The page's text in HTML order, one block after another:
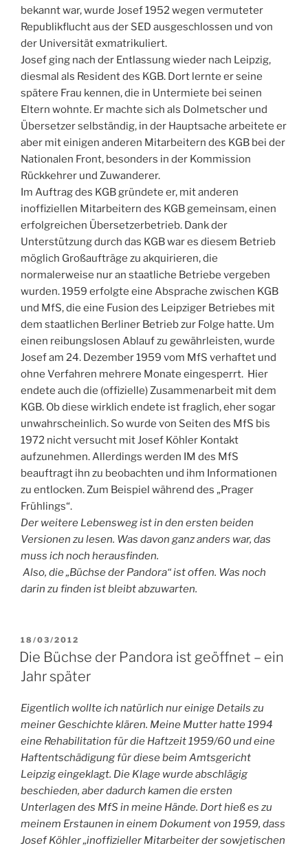
bekannt war, wurde Josef 1952 wegen vermuteter
Republikflucht aus der SED ausgeschlossen und von
der Universität exmatrikuliert.
Josef ging nach der Entlassung wieder nach Leipzig,
diesmal als Resident des KGB. Dort lernte er seine
spätere Frau kennen, die in Untermiete bei seinen
Eltern wohnte. Er machte sich als Dolmetscher und
Übersetzer selbständig, in der Hauptsache arbeitete er
aber mit einigen anderen Mitarbeitern des KGB bei der
Nationalen Front, besonders in der Kommission
Rückkehrer und Zuwanderer.
Im Auftrag des KGB gründete er, mit anderen
inoffiziellen Mitarbeitern des KGB gemeinsam, einen
erfolgreichen Übersetzerbetrieb. Dank der
Unterstützung durch das KGB war es diesem Betrieb
möglich Großaufträge zu akquirieren, die
normalerweise nur an staatliche Betriebe vergeben
wurden. 1959 erfolgte eine Absprache zwischen KGB
und MfS, die eine Fusion des Leipziger Betriebes mit
dem staatlichen Berliner Betrieb zur Folge hatte. Um
einen reibungslosen Ablauf zu gewährleisten, wurde
Josef am 24. Dezember 1959 vom MfS verhaftet und
ohne Verfahren mehrere Monate eingesperrt. Hier
endete auch die (offizielle) Zusammenarbeit mit dem
KGB. Ob diese wirklich endete ist fraglich, eher sogar
unwahrscheinlich. So wurde von Seiten des MfS bis
1972 nicht versucht mit Josef Köhler Kontakt
aufzunehmen. Allerdings werden IM des MfS
beauftragt ihn zu beobachten und ihm Informationen
zu entlocken. Zum Beispiel während des „Prager
Frühlings“.
Der weitere Lebensweg ist in den ersten beiden
Versionen zu lesen. Was davon ganz anders war, das
muss ich noch herausfinden.
Also, die „Büchse der Pandora“ ist offen. Was noch
darin zu finden ist bleibt abzuwarten.
VERÖFFENTLICHT
AM
18/03/2012
Die Büchse der Pandora ist geöffnet – ein
Jahr später
Eigentlich wollte ich natürlich nur einige Details zu
meiner Geschichte klären. Meine Mutter hatte 1994
eine Rehabilitation für die Haftzeit 1959/60 und eine
Haftentschädigung für diese beim Amtsgericht
Leipzig eingeklagt. Die Klage wurde abschlägig
beschieden, aber dadurch kamen die ersten
Unterlagen des MfS in meine Hände. Dort hieß es zu
meinem Erstaunen in einem Dokument von 1959, dass
Josef Köhler „inoffizieller Mitarbeiter der sowjetischen